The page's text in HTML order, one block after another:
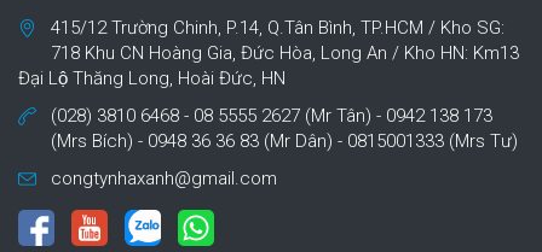
415/12 Trường Chinh, P.14, Q.Tân Bình, TP.HCM / Kho SG:
718 Khu CN Hoàng Gia, Đức Hòa, Long An / Kho HN: Km13
Đại Lộ Thăng Long, Hoài Đức, HN
(028) 3810 6468 - 08 5555 2627 (Mr Tân) - 0942 138 173
(Mrs Bích) - 0948 36 36 83 (Mr Dân) - 0815001333 (Mrs Tư)
congtynhaxanh@gmail.com